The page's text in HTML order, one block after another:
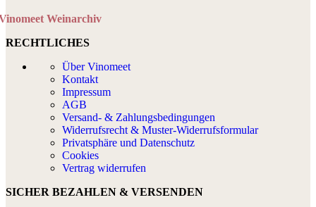
Weinarchiv
RECHTLICHES
Über Vinomeet
Kontakt
Impressum
AGB
Versand- & Zahlungsbedingungen
Widerrufsrecht & Muster-Widerrufsformular
Privatsphäre und Datenschutz
Cookies
Vertrag widerrufen
SICHER BEZAHLEN & VERSENDEN